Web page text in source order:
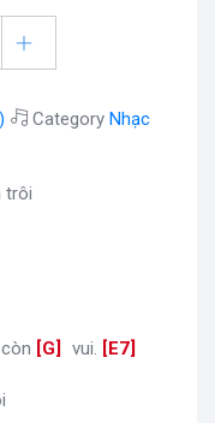
Category Nhạc
trôi
[G vui. [E7